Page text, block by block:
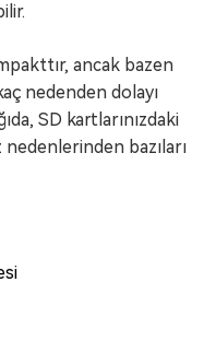
ancak bazen
nedenden dolayı
SD kartlarınızdaki
bazıları